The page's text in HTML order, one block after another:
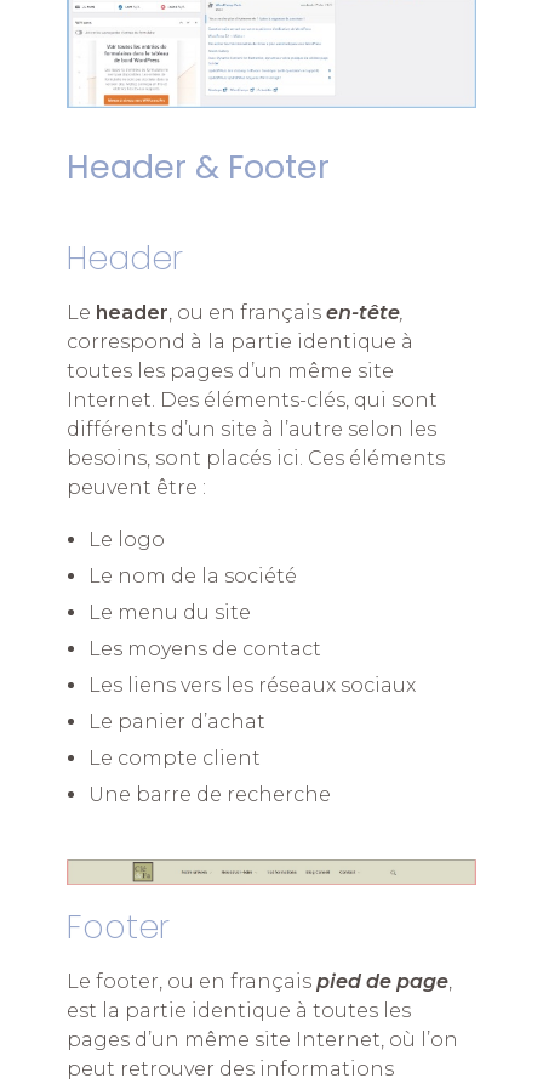
Header & Footer
Header
Le header , ou en français en-tête
correspond à la partie identique à
toutes les pages d’un même site
Internet. Des éléments-clés, qui sont
différents d’un site à l’autre selon les
besoins, sont placés ici. Ces éléments
peuvent être :
Le logo
Le nom de la société
Le menu du site
Les moyens de contact
Les liens vers les réseaux sociaux
Le panier d’achat
Le compte client
Une barre de recherche
Footer
Le footer, ou en français pied de page
est la partie identique à toutes les
pages d’un même site Internet, où l’on
peut retrouver des informations